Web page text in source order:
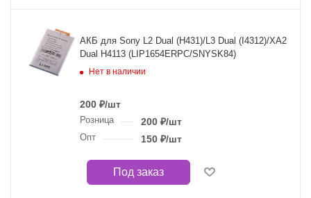
АКБ для Sony L2 Dual (H431)/L3 Dual (I4312)/XA2
Dual H4113 (LIP1654ERPC/SNYSK84)
Нет в наличии
200 ₽/шт
Розница 200₽/шт
Опт 150₽/шт
Под заказ